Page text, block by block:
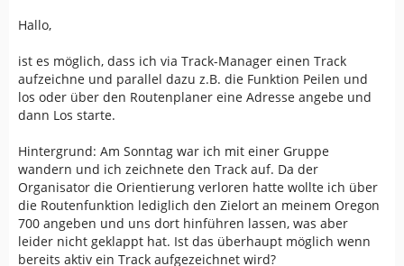
Hallo,
ist es möglich, dass ich via Track-Manager einen Track
aufzeichne und parallel dazu z.B. die Funktion Peilen und
los oder über den Routenplaner eine Adresse angebe und
dann Los starte.
Hintergrund: Am Sonntag war ich mit einer Gruppe
wandern und ich zeichnete den Track auf. Da der
Organisator die Orientierung verloren hatte wollte ich über
die Routenfunktion lediglich den Zielort an meinem Oregon
700 angeben und uns dort hinführen lassen, was aber
leider nicht geklappt hat. Ist das überhaupt möglich wenn
bereits aktiv ein Track aufgezeichnet wird?